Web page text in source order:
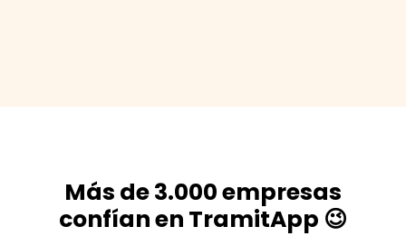
Más de 3.000 empresas
confían en TramitApp 😉